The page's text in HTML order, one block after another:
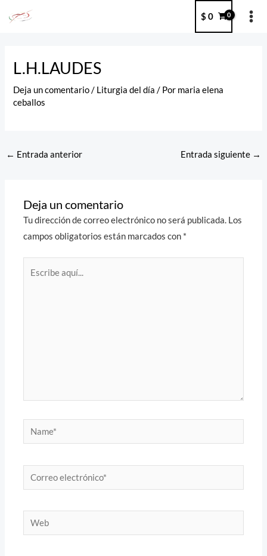
$ 0
L.H.LAUDES
Deja un comentario / Liturgia del día / Por maria elena
ceballos
← Entrada anterior Entrada siguiente →
Deja un comentario
Tu dirección de correo electrónico no será publicada. Los
campos obligatorios están marcados con *
Name*
Correo
electrónico*
Web